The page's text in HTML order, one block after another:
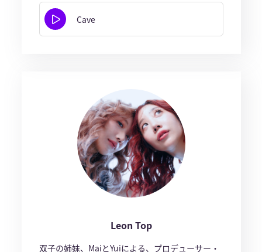
Cave
Leon Top
双子の姉妹、MaiとYuiによる、プロデューサー・